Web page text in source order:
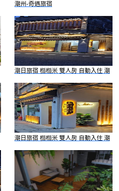
潮州-奇遇旅宿
潮日旅宿 榻榻米 雙人房 自動入住 潮
潮日旅宿 榻榻米 雙人房 自動入住 潮
州火車站旁